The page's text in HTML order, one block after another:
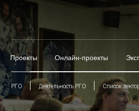
Проекты Онлайн-проекты
РГО Деятельность РГО Список